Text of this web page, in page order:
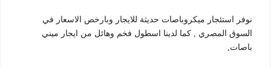
نوفر استئجار ميكروباصات حديثة للايجار وبارخص الاسعار في
السوق المصري , كما لدينا اسطول فخم وهائل من ايجار ميني
باصات,